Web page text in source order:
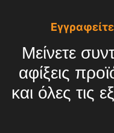
Μείνετε
αφίξεις
και όλες τις